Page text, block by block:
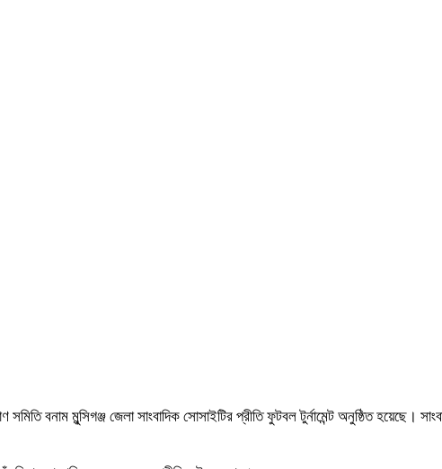
বনাম মুন্সিগঞ্জ জেলা সাংবাদিক সোসাইটির প্রীতি ফুটবল টুর্নামেন্ট অনুষ্ঠিত হয়েছে।